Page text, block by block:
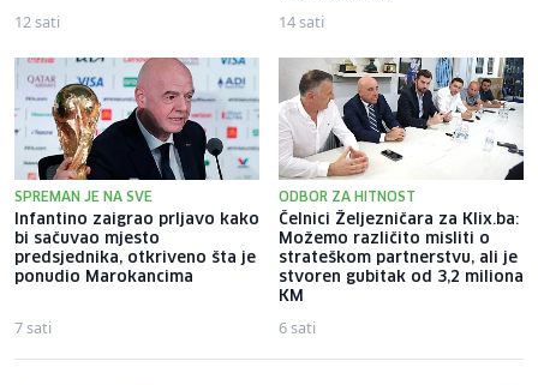
12 sati 14 sati
SPREMAN JE NA SVE
Infantino zaigrao prljavo kako
bi sačuvao mjesto
predsjednika, otkriveno šta je
ponudio Marokancima
7 sati
ODBOR ZA HITNOST
Čelnici Željezničara za Klix.ba:
Možemo različito misliti o
strateškom partnerstvu, ali je
stvoren gubitak od 3,2 miliona
KM
6 sati